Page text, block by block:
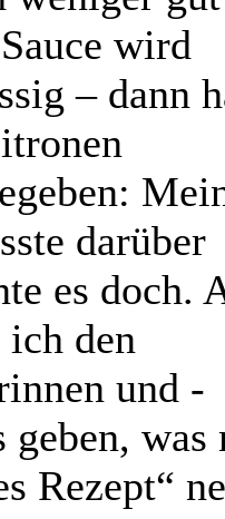
wird
– dann
darüber
es doch.
den
und
geben, was
Rezept“